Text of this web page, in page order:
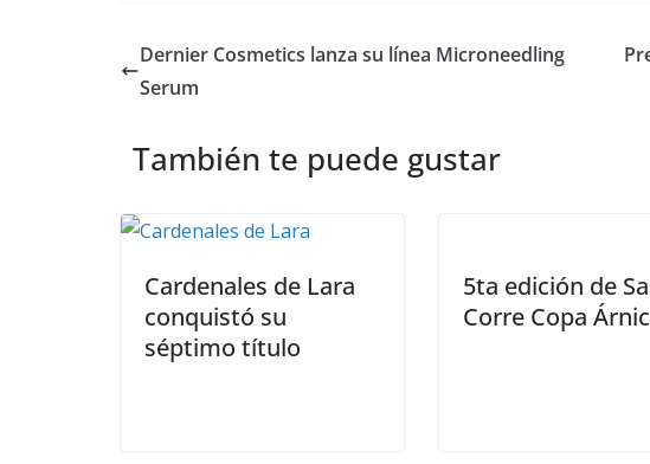
Dernier Cosmetics lanza su línea Microneedling
Serum
También te puede gustar
Cardenales de Lara
conquistó su
séptimo título
5ta edición de
Corre Copa